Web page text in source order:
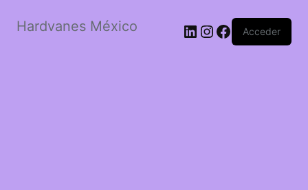
Hardvanes México LinkedIn
Instagram
Facebook
Acceder